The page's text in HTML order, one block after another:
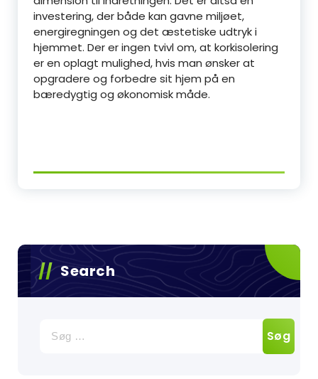
investering, der både kan gavne miljøet,
energiregningen og det æstetiske udtryk i
hjemmet. Der er ingen tvivl om, at korkisolering
er en oplagt mulighed, hvis man ønsker at
opgradere og forbedre sit hjem på en
bæredygtig og økonomisk måde.
Search
efter: